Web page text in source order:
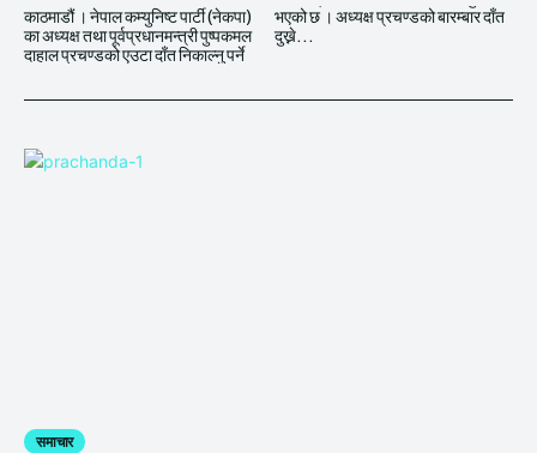
काठमाडौं । नेपाल कम्युनिष्ट पार्टी (नेकपा)
का अध्यक्ष तथा पूर्वप्रधानमन्त्री पुष्पकमल
दाहाल प्रचण्डको एउटा दाँत निकाल्नु पर्ने
भएको छ । अध्यक्ष प्रचण्डको बारम्बार दाँत
दुख्ने...
समाचार